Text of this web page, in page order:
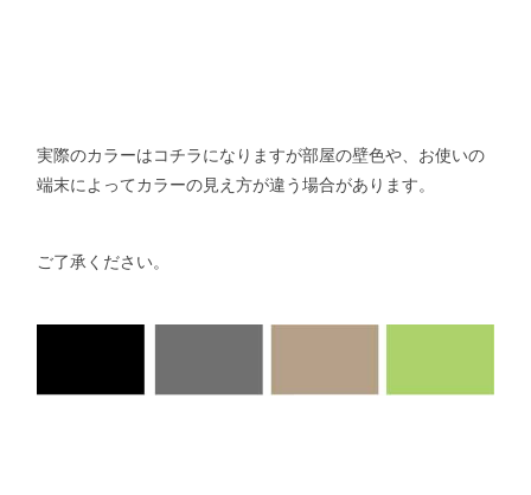
実際のカラーはコチラになりますが部屋の壁色や、お使いの
端末によってカラーの見え方が違う場合があります。
ご了承ください。